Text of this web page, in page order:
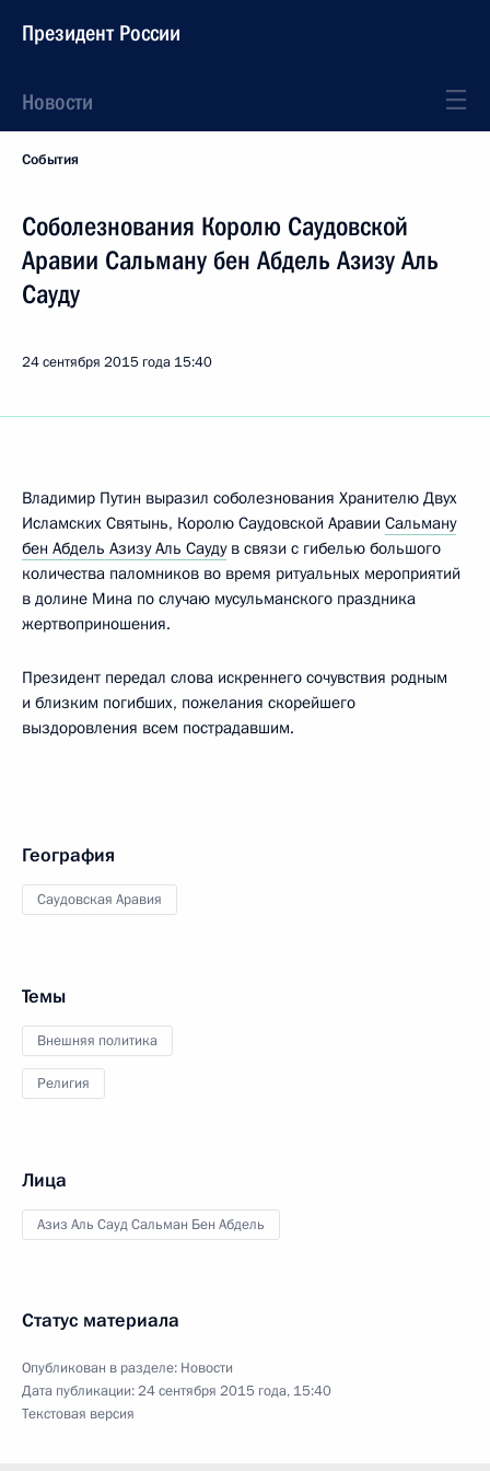
Президент России
Новости
События
Соболезнования Королю Саудовской
Аравии Сальману бен Абдель Азизу Аль
Сауду
24 сентября 2015 года 15:40
Владимир Путин выразил соболезнования Хранителю Двух
Исламских Святынь, Королю Саудовской Аравии Сальману
бен Абдель Азизу Аль Саудув связи с гибелью большого
количества паломников во время ритуальных мероприятий
в долине Мина по случаю мусульманского праздника
жертвоприношения.
Президент передал слова искреннего сочувствия родным
и близким погибших, пожелания скорейшего
выздоровления всем пострадавшим.
География
Саудовская Аравия
Темы
Внешняя политика
Религия
Лица
Азиз Аль Сауд Сальман Бен Абдель
Статус материала
Опубликован в разделе: Новости
Дата публикации:24 сентября 2015 года, 15:40
Текстовая версия